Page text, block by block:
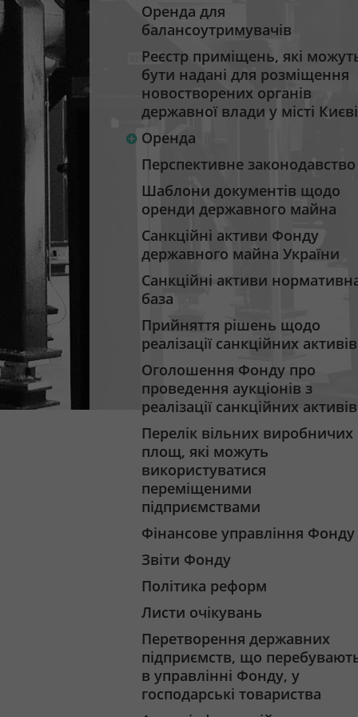
Оренда для
балансоутримувачів
Реєстр приміщень, які
бути надані для розміщення
новостворених органів
державної влади у місті Києві
Оренда
Перспективне законодавство
Шаблони документів щодо
оренди державного майна
Санкційні активи Фонду
державного майна України
Санкційні активи
база
Прийняття рішень щодо
реалізації санкційних активів
Оголошення Фонду про
проведення аукціонів з
реалізації санкційних активів
Перелік вільних виробничих
площ, які можуть
використуватися
переміщеними
підприємствами
Фінансове управління Фонду
Звіти Фонду
Політика реформ
Листи очікувань
Перетворення державних
підприємств, що
в управлінні Фонду, у
господарські товариства